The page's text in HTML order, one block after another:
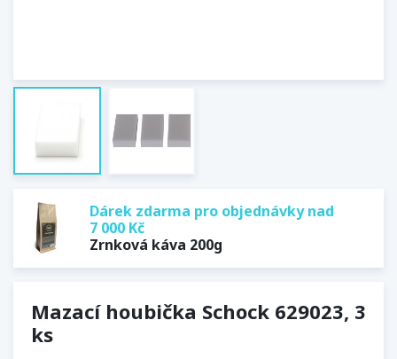
Dárek zdarma pro objednávky nad
7 000 Kč
Zrnková káva 200g
Mazací houbička Schock 629023, 3
ks